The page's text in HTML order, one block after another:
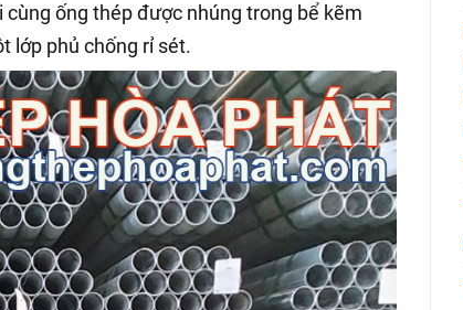
ống thép được nhúng trong bể kẽm
lớp phủ chống rỉ sét.